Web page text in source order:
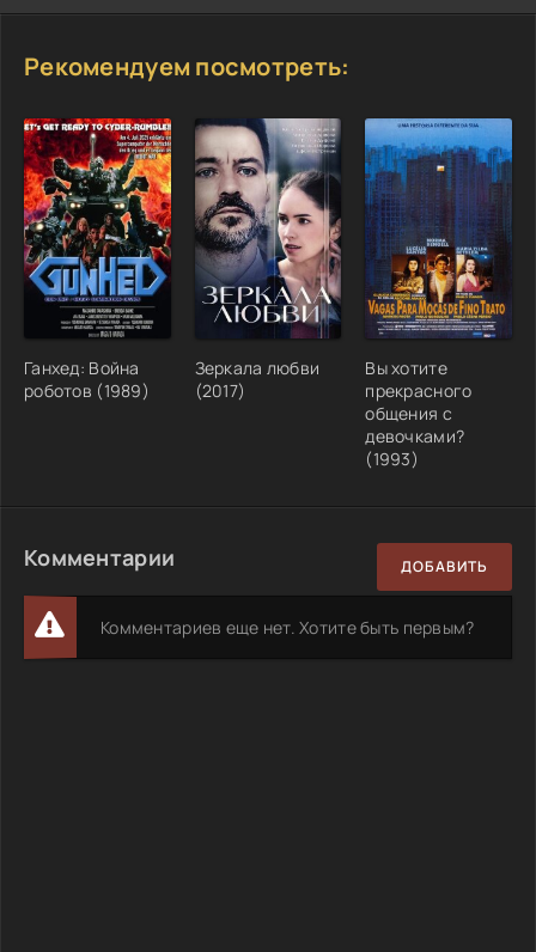
Рекомендуем посмотреть:
Ганхед: Война
роботов (1989)
Зеркала любви
(2017)
Вы хотите
прекрасного
общения с
девочками?
(1993)
Комментарии ДОБАВИТЬ
Комментариев еще нет. Хотите быть первым?